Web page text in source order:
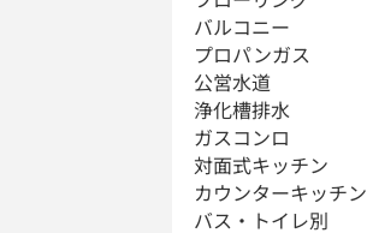
バルコニー
プロパンガス
公営水道
浄化槽排水
ガスコンロ
対面式キッチン
カウンターキッチン
バス・トイレ別